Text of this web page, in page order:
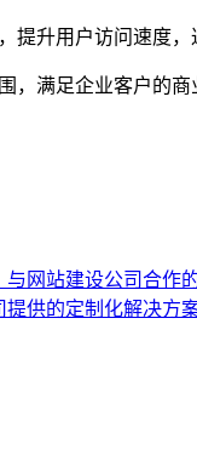
升用户访问速度，
满足企业客户的
与网站建设公司合作
供的定制化解决方